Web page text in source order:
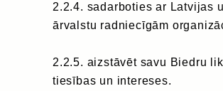
2.2.4. sadarboties ar Latvijas
ārvalstu radniecīgām
2.2.5. aizstāvēt savu Biedru
tiesības un intereses.